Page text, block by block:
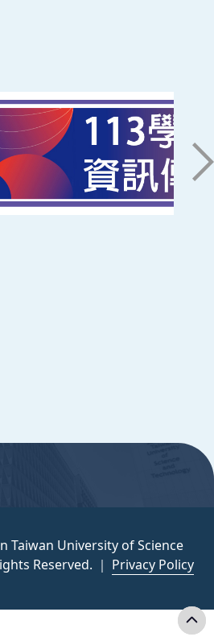
康區南台街一號
7101
Taiwan University of Science
Reserved. ｜ Privacy Policy